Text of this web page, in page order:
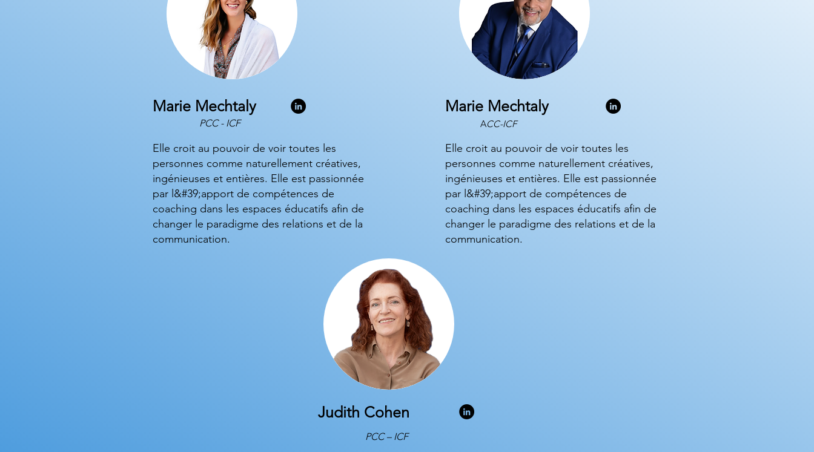
Marie Mechtaly
PCC - ICF
Elle croit au pouvoir de voir toutes les
personnes comme naturellement créatives,
ingénieuses et entières. Elle est passionnée
par l&#39;apport de compétences de
coaching dans les espaces éducatifs afin de
changer le paradigme des relations et de la
communication.
Marie Mechtaly
ACC-ICF
Elle croit au pouvoir de voir toutes les
personnes comme naturellement créatives,
ingénieuses et entières. Elle est passionnée
par l&#39;apport de compétences de
coaching dans les espaces éducatifs afin de
changer le paradigme des relations et de la
communication.
Judith Cohen
PCC – ICF